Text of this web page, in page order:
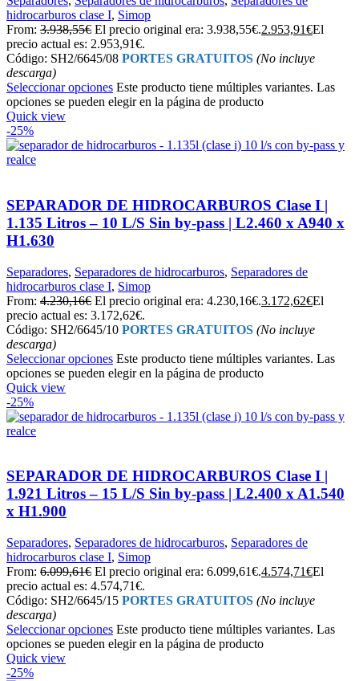
hidrocarburos clase I, Simop
From: 3.938,55€ El precio original era: 3.938,55€.2.953,91€El
precio actual es: 2.953,91€.
Código: SH2/6645/08 PORTES GRATUITOS (No incluye
descarga)
Seleccionar opciones Este producto tiene múltiples variantes. Las
opciones se pueden elegir en la página de producto
Quick view
-25%
SEPARADOR DE HIDROCARBUROS Clase I |
1.135 Litros – 10 L/S Sin by-pass | L2.460 x A940 x
H1.630
Separadores, Separadores de hidrocarburos, Separadores de
hidrocarburos clase I, Simop
From: 4.230,16€ El precio original era: 4.230,16€.3.172,62€El
precio actual es: 3.172,62€.
Código: SH2/6645/10 PORTES GRATUITOS (No incluye
descarga)
Seleccionar opciones Este producto tiene múltiples variantes. Las
opciones se pueden elegir en la página de producto
Quick view
-25%
SEPARADOR DE HIDROCARBUROS Clase I |
1.921 Litros – 15 L/S Sin by-pass | L2.400 x A1.540
x H1.900
Separadores, Separadores de hidrocarburos, Separadores de
hidrocarburos clase I, Simop
From: 6.099,61€ El precio original era: 6.099,61€.4.574,71€El
precio actual es: 4.574,71€.
Código: SH2/6645/15 PORTES GRATUITOS (No incluye
descarga)
Seleccionar opciones Este producto tiene múltiples variantes. Las
opciones se pueden elegir en la página de producto
Quick view
-25%